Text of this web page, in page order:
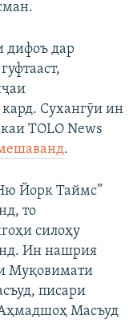
дифоъ дар
Сухангӯи ин
TOLO News
.
Йорк Таймс”
то
силоҳу
Ин нашрия
Муқовимати
писари
Масъуд